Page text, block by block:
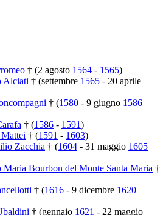
† (2 agosto 1564 - 1565)
Alciati † (settembre 1565 - 20 aprile
† (1580 - 9 giugno 1586
† (1586 - 1591)
† (1591 - 1603)
Zacchia † (1604 - 31 maggio 1605
Maria Bourbon del Monte Santa Maria †
† (1616 - 9 dicembre 1620
† (gennaio 1621 - 22 maggio